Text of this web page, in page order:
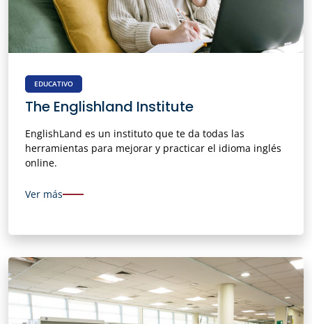
EDUCATIVO
The Englishland Institute
EnglishLand es un instituto que te da todas las
herramientas para mejorar y practicar el idioma inglés
online.
Ver más